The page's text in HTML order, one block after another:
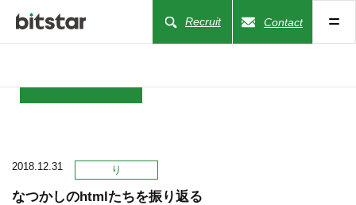
Recruit Contact
COMPANY
2018.12.31 り
なつかしのhtmlたちを振り返る